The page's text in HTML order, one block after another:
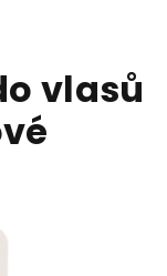
vlasů